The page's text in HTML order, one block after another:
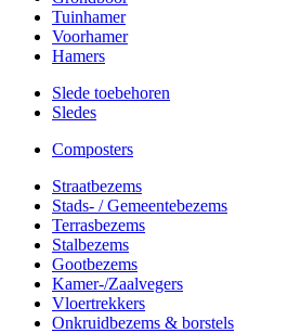
Tuinhamer
Voorhamer
Hamers
Slede toebehoren
Sledes
Composters
Straatbezems
Stads- / Gemeentebezems
Terrasbezems
Stalbezems
Gootbezems
Kamer-/Zaalvegers
Vloertrekkers
Onkruidbezems & borstels